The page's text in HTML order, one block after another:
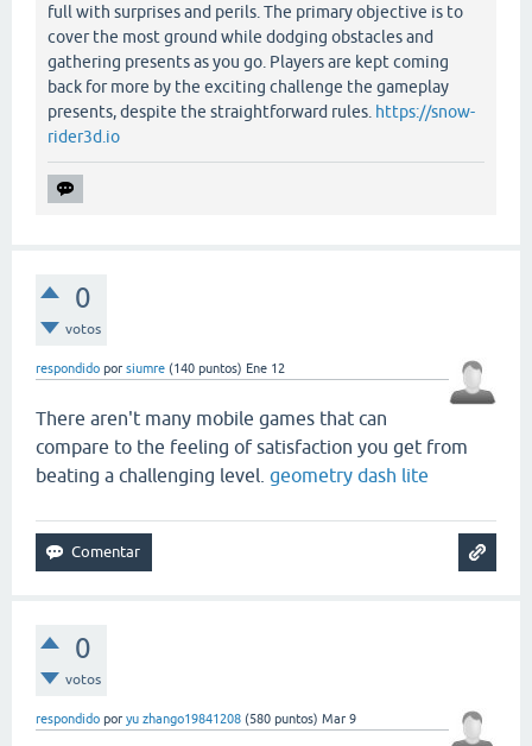
full with surprises and perils. The primary objective is to
cover the most ground while dodging obstacles and
gathering presents as you go. Players are kept coming
back for more by the exciting challenge the gameplay
presents, despite the straightforward rules. https://snow-
rider3d.io
0
votos
respondido por siumre (140 puntos) Ene 12
There aren't many mobile games that can
compare to the feeling of satisfaction you get from
beating a challenging level. geometry dash lite
0
votos
respondido por yu zhango19841208 (580 puntos) Mar 9